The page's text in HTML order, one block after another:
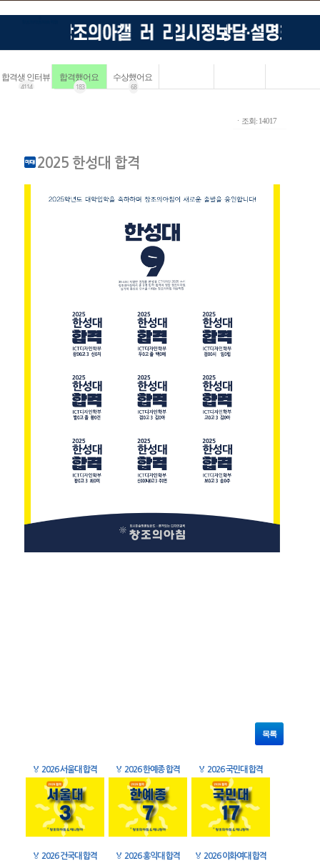
합격생 인터뷰
4114
합격했어요
183
수상했어요
68
ㆍ조회: 14017
2025 한성대 합격
목록
🏅 2026 서울대 합격 🏅 2026 한예종 합격 🏅 2026 국민대 합격
🏅 2026 건국대 합격 🏅 2026 홍익대 합격 🏅 2026 이화여대 합격